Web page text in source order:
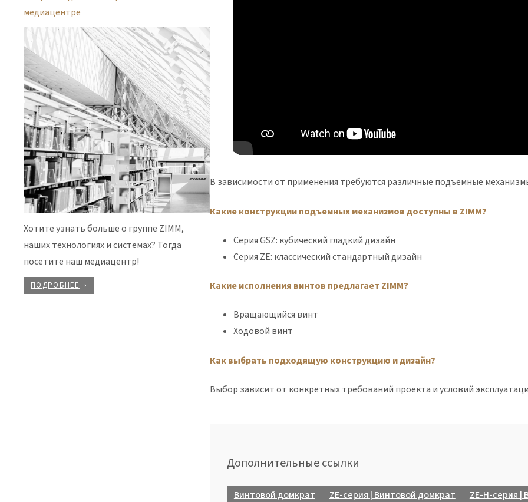
медиацентре
Хотите узнать больше о группе ZIMM,
наших технологиях и системах? Тогда
посетите наш медиацентр!
ПОДРОБНЕЕ
В зависимости от применения требуются различные подъемные
Какие конструкции подъемных механизмов доступны в ZIMM?
Серия GSZ: кубический гладкий дизайн
Серия ZE: классический стандартный дизайн
Какие исполнения винтов предлагает ZIMM?
Вращающийся винт
Ходовой винт
Как выбрать подходящую конструкцию и дизайн?
Выбор зависит от конкретных требований проекта и условий
Дополнительные ссылки
Винтовой домкрат ZE-серия | Винтовой домкрат
ZE-H-серия |